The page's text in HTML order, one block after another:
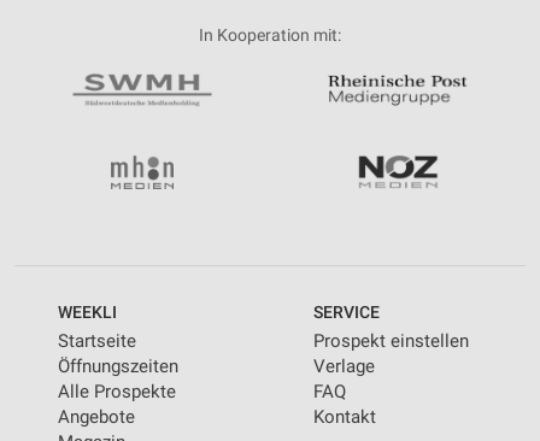
In Kooperation mit:
WEEKLI
Startseite
Öffnungszeiten
Alle Prospekte
Angebote
SERVICE
Prospekt einstellen
Verlage
FAQ
Kontakt